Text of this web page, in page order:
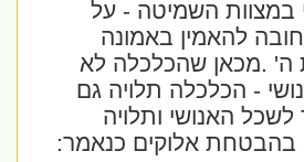
במצוות השמיטה - על
להאמין באמונה
.מכאן שהכלכלה לא
- הכלכלה תלויה גם
האנושי ותלויה
אלוקים כנאמר: